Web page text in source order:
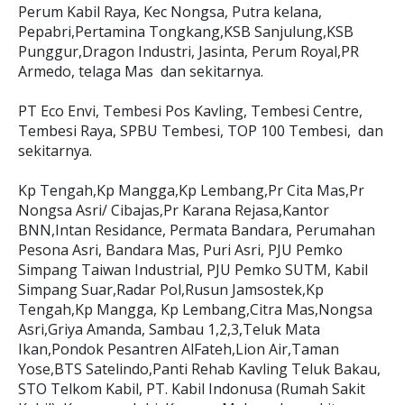
Perum Kabil Raya, Kec Nongsa, Putra kelana,
Pepabri,Pertamina Tongkang,KSB Sanjulung,KSB
Punggur,Dragon Industri, Jasinta, Perum Royal,PR
Armedo, telaga Mas dan sekitarnya.
PT Eco Envi, Tembesi Pos Kavling, Tembesi Centre,
Tembesi Raya, SPBU Tembesi, TOP 100 Tembesi, dan
sekitarnya.
Kp Tengah,Kp Mangga,Kp Lembang,Pr Cita Mas,Pr
Nongsa Asri/ Cibajas,Pr Karana Rejasa,Kantor
BNN,Intan Residance, Permata Bandara, Perumahan
Pesona Asri, Bandara Mas, Puri Asri, PJU Pemko
Simpang Taiwan Industrial, PJU Pemko SUTM, Kabil
Simpang Suar,Radar Pol,Rusun Jamsostek,Kp
Tengah,Kp Mangga, Kp Lembang,Citra Mas,Nongsa
Asri,Griya Amanda, Sambau 1,2,3,Teluk Mata
Ikan,Pondok Pesantren AlFateh,Lion Air,Taman
Yose,BTS Satelindo,Panti Rehab Kavling Teluk Bakau,
STO Telkom Kabil, PT. Kabil Indonusa (Rumah Sakit